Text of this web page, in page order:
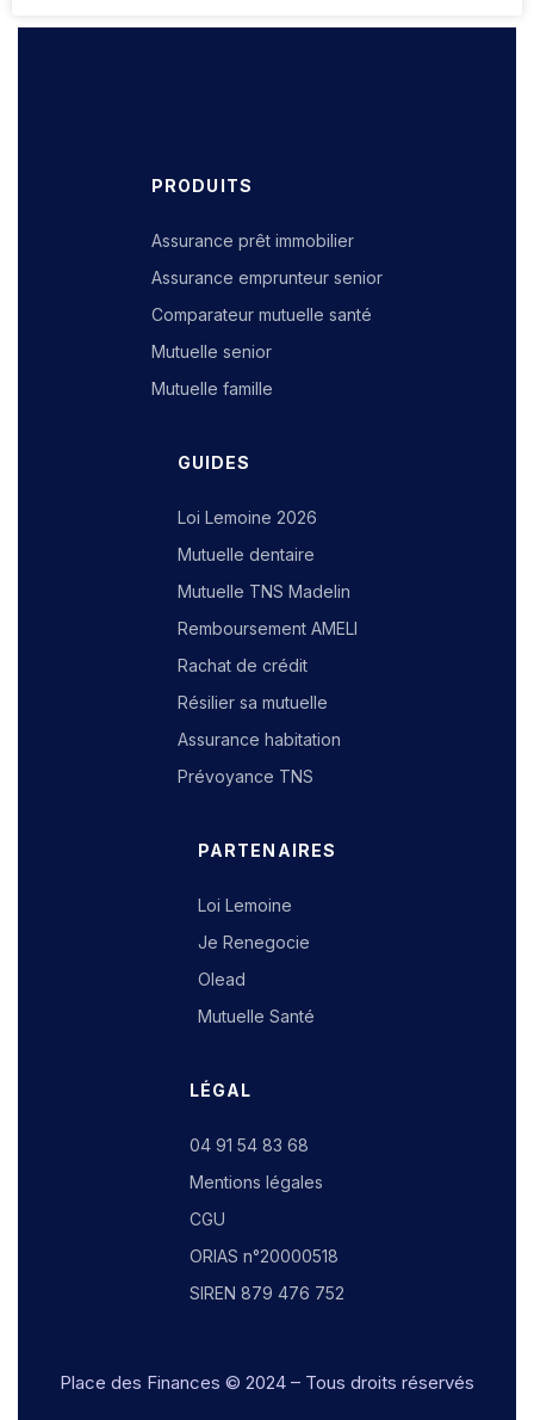
PRODUITS
Assurance prêt immobilier
Assurance emprunteur senior
Comparateur mutuelle santé
Mutuelle senior
Mutuelle famille
GUIDES
Loi Lemoine 2026
Mutuelle dentaire
Mutuelle TNS Madelin
Remboursement AMELI
Rachat de crédit
Résilier sa mutuelle
Assurance habitation
Prévoyance TNS
PARTENAIRES
Loi Lemoine
Je Renegocie
Olead
Mutuelle Santé
LÉGAL
04 91 54 83 68
Mentions légales
CGU
ORIAS n°20000518
SIREN 879 476 752
Place des Finances © 2024 – Tous droits réservés